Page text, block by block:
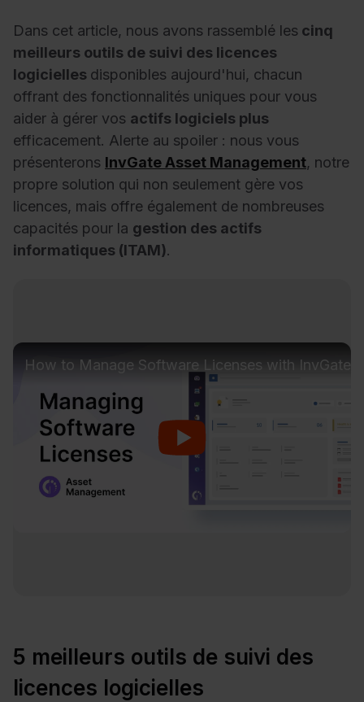
Dans cet article, nous avons rassemblé les cinq
meilleurs outils de suivi des licences
logicielles disponibles aujourd'hui, chacun
offrant des fonctionnalités uniques pour vous
aider à gérer vos actifs logiciels plus
efficacement. Alerte au spoiler : nous vous
présenterons InvGate Asset Management, notre
propre solution qui non seulement gère vos
licences, mais offre également de nombreuses
capacités pour la gestion des actifs
informatiques (ITAM).
How to Manage Software Licenses with InvGate
5 meilleurs outils de suivi des
licences logicielles